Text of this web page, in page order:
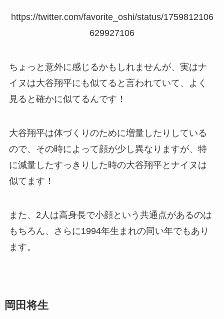
https://twitter.com/favorite_oshi/status/1759812106
629927106
ちょっと意外に感じるかもしれませんが、実はナ
イヌは大谷翔平にも似てると言われていて、よく
見ると確かに似てるんです！
大谷翔平は体づくりのために増量したりしている
ので、その時によって顔が少し異なりますが、特
に減量したすっきりした時の大谷翔平とナイヌは
似てます！
また、2人は高身長で小顔という共通点があるのは
もちろん、さらに1994年生まれの同い年でもあり
ます。
岡田将生